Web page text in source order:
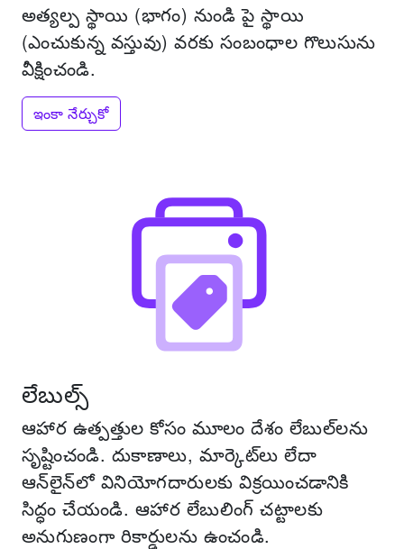
అత్యల్ప స్థాయి (భాగం) నుండి పై స్థాయి
(ఎంచుకున్న వస్తువు) వరకు సంబంధాల గొలుసును
వీక్షించండి.
ఇంకా నేర్చుకో
లేబుల్స్
ఆహార ఉత్పత్తుల కోసం మూలం దేశం లేబుల్‌లను
సృష్టించండి. దుకాణాలు, మార్కెట్‌లు లేదా
ఆన్‌లైన్‌లో వినియోగదారులకు విక్రయించడానికి
సిద్ధం చేయండి. ఆహార లేబులింగ్ చట్టాలకు
అనుగుణంగా రికార్డులను ఉంచండి.